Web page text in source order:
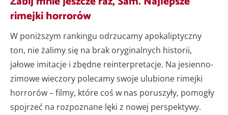
rimejki horrorów
W poniższym rankingu odrzucamy apokaliptyczny
ton, nie żalimy się na brak oryginalnych historii,
jałowe imitacje i zbędne reinterpretacje. Na jesienno-
zimowe wieczory polecamy swoje ulubione rimejki
horrorów – filmy, które coś w nas poruszyły, pomogły
spojrzeć na rozpoznane lęki z nowej perspektywy.